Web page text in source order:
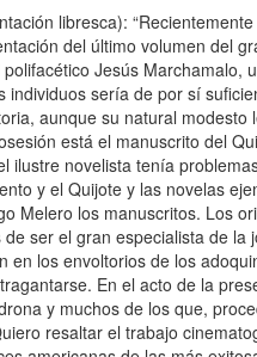
libresca):
del último volumen del
Jesús Marchamalo,
sería de por sí
aunque su natural modesto
está el manuscrito del
novelista tenía
y el Quijote y las novelas
Melero los manuscritos. Los
ser el gran especialista de la
los envoltorios de los
En el acto de la
y muchos de los que,
resaltar el trabajo